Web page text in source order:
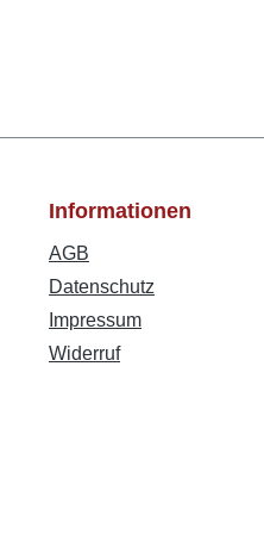
Informationen
AGB
Datenschutz
Impressum
Widerruf